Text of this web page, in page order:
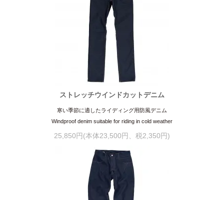
ストレッチウインドカットデニム
寒い季節に適したライディング用防風デニム
Windproof denim suitable for riding in cold weather
25,850円(本体23,500円、税2,350円)